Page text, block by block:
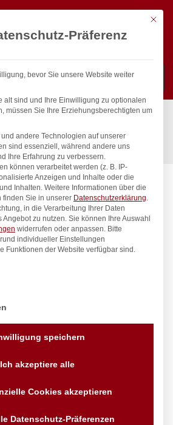
Suchen
& Gastro Geräte für Profis
Brenner
Brenner, HENDI, 185x65x(H)100mm
Mit
Präferenz
bevor Sie unsere Website weiter
alt sind und Ihre Einwilligung zu optionalen
müssen Sie Ihre Erziehungsberechtigten um
andere Technologien auf unserer
sind essenziell, während andere uns
Ihre Erfahrung zu verbessern.
können verarbeitet werden (z. B. IP-
Anzeigen und Inhalte oder die
Inhalten. Weitere Informationen über die
finden Sie in unserer Datenschutzerklärung.
in die Verarbeitung Ihrer Daten
Angebot zu nutzen. Sie können Ihre Auswahl
widerrufen oder anpassen. Bitte
individueller Einstellungen
Funktionen der Website verfügbar sind.
Service-Gruppen, für die eine
speichern
Ich akzeptiere alle
Cookies akzeptieren
Datenschutz-Präferenzen